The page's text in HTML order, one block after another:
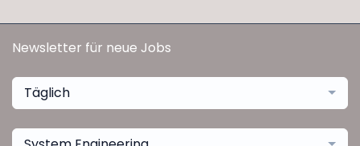
Newsletter für neue Jobs
Täglich